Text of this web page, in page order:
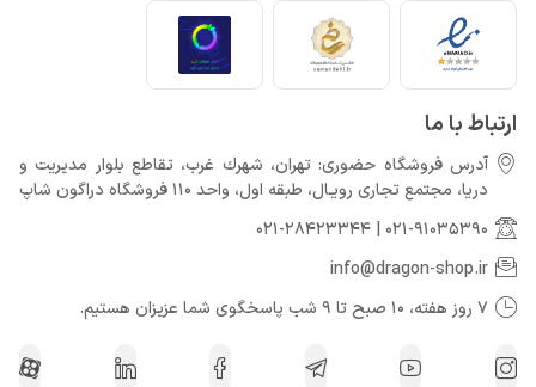
ارتباط با ما
آدرس فروشگاه حضوری: تهران، شهرك غرب، تقاطع بلوار مدیریت و
دريا، مجتمع تجارى رويـال، طبقه اول، واحد 110 فروشگاه دراگون شاپ
021-91035390
021-28423344
info@dragon-shop.ir
7 روز هفته، 10 صبح تا 9 شب پاسخگوی شما عزیزان هستیم.